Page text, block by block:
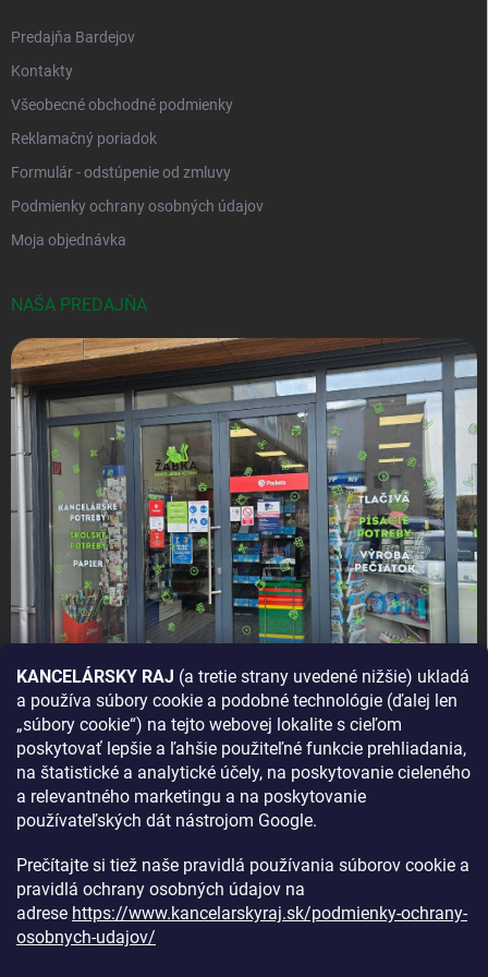
KANCELÁRSKY RAJ (a tretie strany uvedené nižšie) ukladá
a používa súbory cookie a podobné technológie (ďalej len
„súbory cookie“) na tejto webovej lokalite s cieľom
poskytovať lepšie a ľahšie použiteľné funkcie prehliadania,
na štatistické a analytické účely, na poskytovanie cieleného
a relevantného marketingu a na poskytovanie
používateľských dát nástrojom Google.
Prečítajte si tiež naše pravidlá používania súborov cookie a
pravidlá ochrany osobných údajov na
adrese https://www.kancelarskyraj.sk/podmienky-ochrany-
osobnych-udajov/
Predajňa Bardejov
Kontakty
Všeobecné obchodné podmienky
Reklamačný poriadok
Formulár - odstúpenie od zmluvy
Podmienky ochrany osobných údajov
Moja objednávka
NAŠA PREDAJŇA
AKO SA K NÁM DOSTANETE?